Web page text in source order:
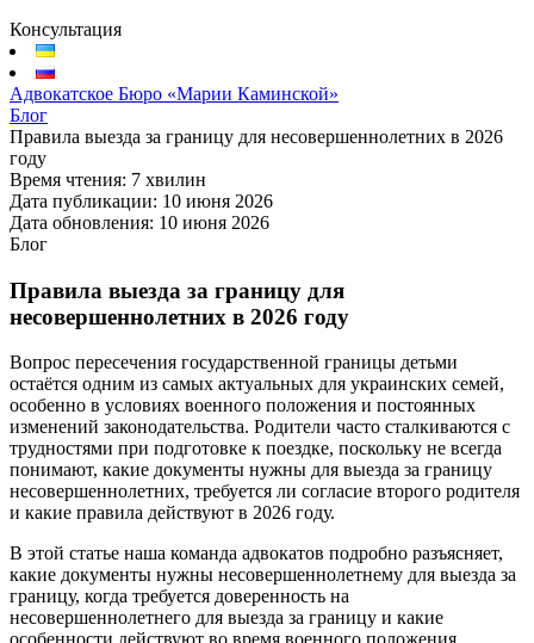
Консультация
Адвокатское Бюро «Марии Каминской»
Блог
Правила выезда за границу для несовершеннолетних в 2026
году
Время чтения: 7 хвилин
Дата публикации: 10 июня 2026
Дата обновления: 10 июня 2026
Блог
Правила выезда за границу для
несовершеннолетних в 2026 году
Вопрос пересечения государственной границы детьми
остаётся одним из самых актуальных для украинских семей,
особенно в условиях военного положения и постоянных
изменений законодательства. Родители часто сталкиваются с
трудностями при подготовке к поездке, поскольку не всегда
понимают, какие документы нужны для выезда за границу
несовершеннолетних, требуется ли согласие второго родителя
и какие правила действуют в 2026 году.
В этой статье наша команда адвокатов подробно разъясняет,
какие документы нужны несовершеннолетнему для выезда за
границу, когда требуется доверенность на
несовершеннолетнего для выезда за границу и какие